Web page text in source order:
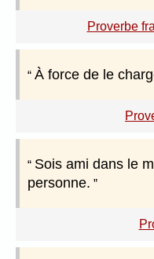
Proverbe
À force de le
Sois ami dans le
personne.